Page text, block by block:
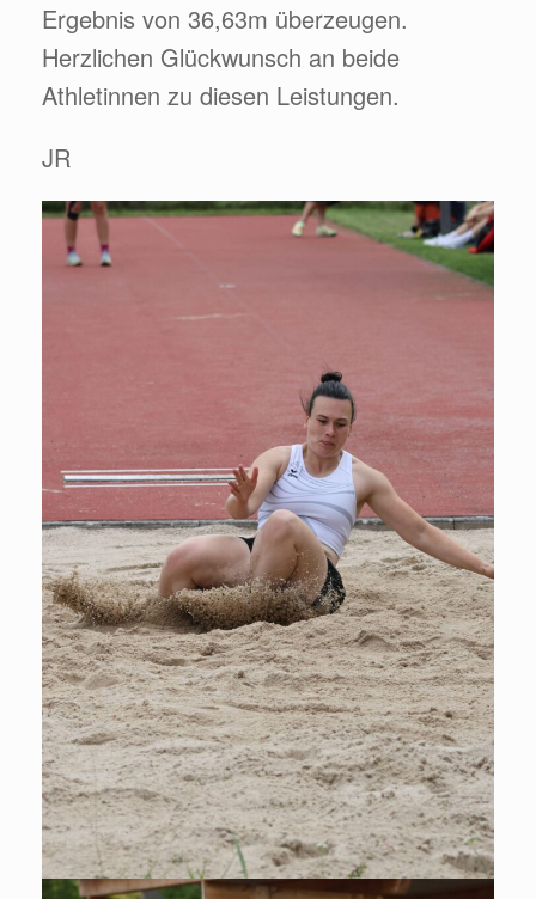
Ergebnis von 36,63m überzeugen.
Herzlichen Glückwunsch an beide
Athletinnen zu diesen Leistungen.
JR